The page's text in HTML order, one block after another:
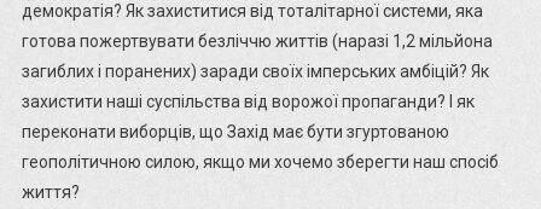
демократія? Як захиститися від тоталітарної системи, яка
готова пожертвувати безліччю життів (наразі 1,2 мільйона
загиблих і поранених) заради своїх імперських амбіцій? Як
захистити наші суспільства від ворожої пропаганди? І як
переконати виборців, що Захід має бути згуртованою
геополітичною силою, якщо ми хочемо зберегти наш спосіб
життя?